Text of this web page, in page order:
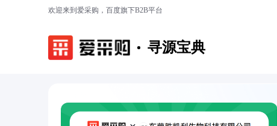
欢迎来到爱采购，百度旗下B2B平台
寻源宝典